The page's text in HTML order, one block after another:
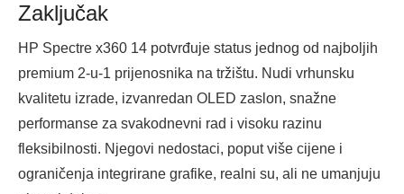
Zaključak
HP Spectre x360 14 potvrđuje status jednog od najboljih
premium 2-u-1 prijenosnika na tržištu. Nudi vrhunsku
kvalitetu izrade, izvanredan OLED zaslon, snažne
performanse za svakodnevni rad i visoku razinu
fleksibilnosti. Njegovi nedostaci, poput više cijene i
ograničenja integrirane grafike, realni su, ali ne umanjuju